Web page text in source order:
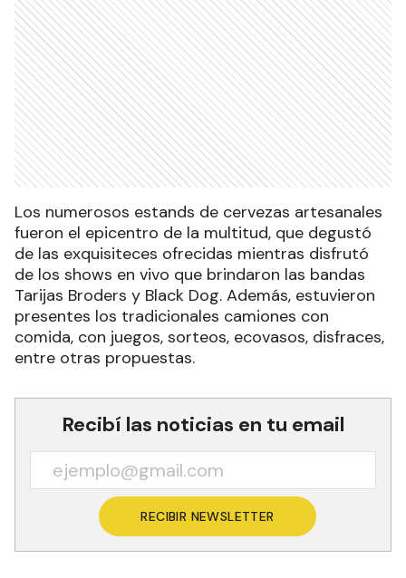
Los numerosos estands de cervezas artesanales
fueron el epicentro de la multitud, que degustó
de las exquisiteces ofrecidas mientras disfrutó
de los shows en vivo que brindaron las bandas
Tarijas Broders y Black Dog. Además, estuvieron
presentes los tradicionales camiones con
comida, con juegos, sorteos, ecovasos, disfraces,
entre otras propuestas.
Recibí las noticias en tu email
RECIBIR NEWSLETTER